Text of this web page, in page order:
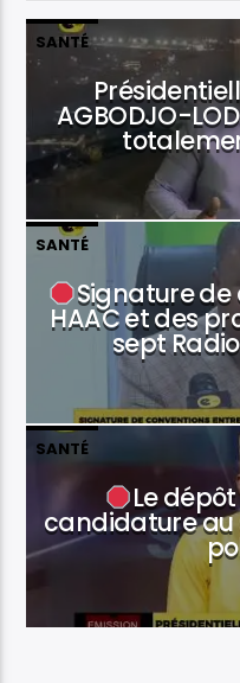
SANTÉ
AGBODJO-
SANTÉ
Signature
HAAC et des
sept
SANTÉ
Le
candidature au